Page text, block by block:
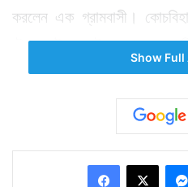
করলেন এক গ্রামবাসী।
ট্রেন লাইনে ফাটল দেখতে পান
শোনা যাচ্ছে। বিপদ বুঝে
ওড়াতে ওড়াতে লাইন ধরে
ব্যক্তি। যদিও মাধববাবুর দাবি,
জামা দূর থেকে দেখতে
ওড়ানোর সঙ্গে চেঁচাতেও শুরু
Show